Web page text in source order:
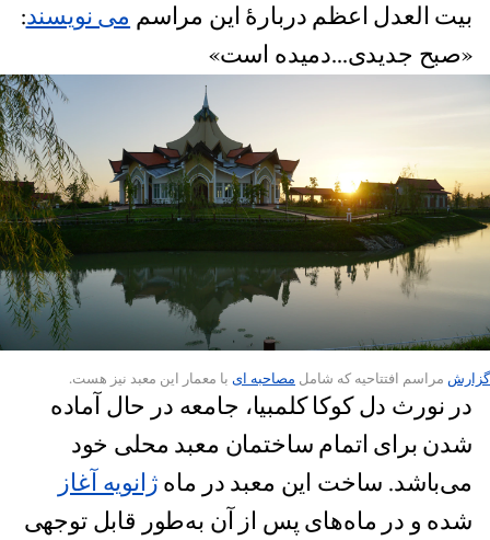
بیت العدل اعظم دربارۀ این مراسم می نویسند:
«صبح جدیدی...دمیده است»
گزارش مراسم افتتاحیه که شامل مصاحبه ای با معمار این معبد نیز هست.
در نورث دل کوکا کلمبیا، جامعه در حال آماده
شدن برای اتمام ساختمان معبد محلی خود
می‌باشد. ساخت این معبد در ماه ژانویه آغاز
شده و در ماه‌های پس از آن به‌طور قابل توجهی